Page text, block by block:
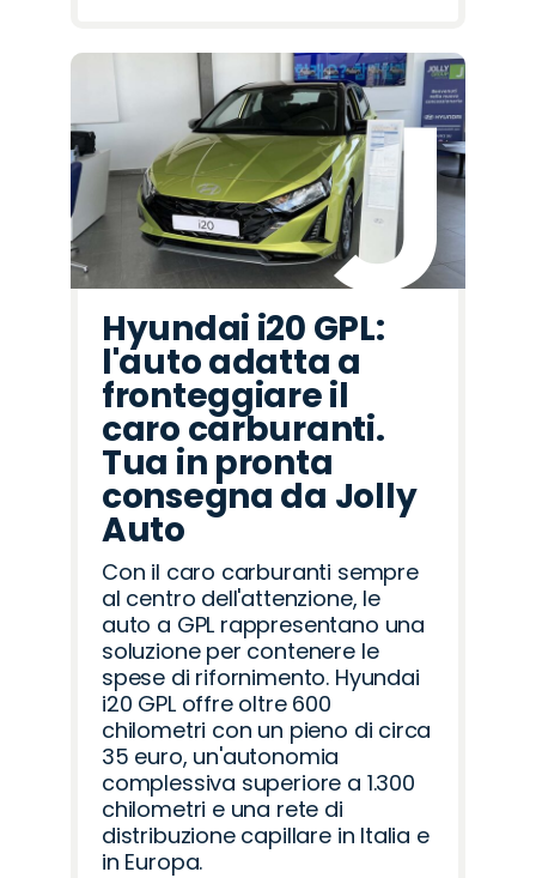
Hyundai i20 GPL:
l'auto adatta a
fronteggiare il
caro carburanti.
Tua in pronta
consegna da Jolly
Auto
Con il caro carburanti sempre
al centro dell'attenzione, le
auto a GPL rappresentano una
soluzione per contenere le
spese di rifornimento. Hyundai
i20 GPL offre oltre 600
chilometri con un pieno di circa
35 euro, un'autonomia
complessiva superiore a 1.300
chilometri e una rete di
distribuzione capillare in Italia e
in Europa.